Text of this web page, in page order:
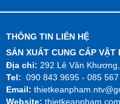
THÔNG TIN LIÊN HỆ
SẢN XUẤT CUNG CẤP
Địa chỉ: 292 Lê Văn
Tel: 090 843 9695 - 085
Email:
Website: thietkeanpham.com